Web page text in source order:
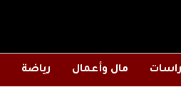
مال وأعمال رياضة